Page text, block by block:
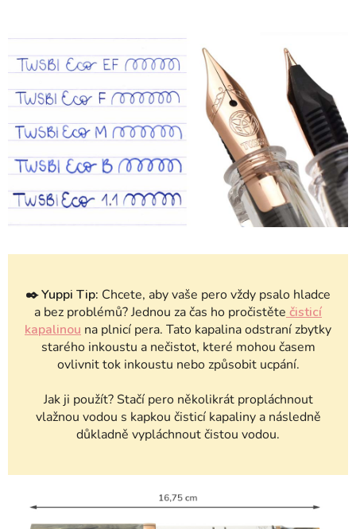
✒️Yuppi Tip: Chcete, aby vaše pero vždy psalo hladce
a bez problémů? Jednou za čas ho pročistěte čisticí
kapalinou na plnicí pera. Tato kapalina odstraní zbytky
starého inkoustu a nečistot, které mohou časem
ovlivnit tok inkoustu nebo způsobit ucpání.
Jak ji použít? Stačí pero několikrát propláchnout
vlažnou vodou s kapkou čisticí kapaliny a následně
důkladně vypláchnout čistou vodou.